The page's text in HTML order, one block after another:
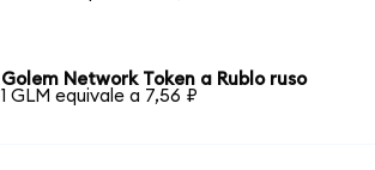
Golem Network Token a Rublo ruso
1 GLM equivale a 7,56 ₽